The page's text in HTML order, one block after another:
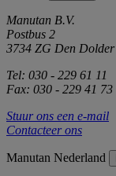
Manutan B.V.
Postbus 2
3734 ZG Den Dolder
Tel: 030 - 229 61 11
Fax: 030 - 229 41 73
Stuur ons een e-mail
Contacteer ons
Manutan Nederland